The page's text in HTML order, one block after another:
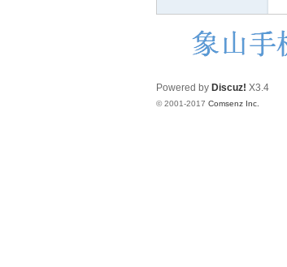
Powered by Discuz! X3.4
© 2001-2017 Comsenz Inc.